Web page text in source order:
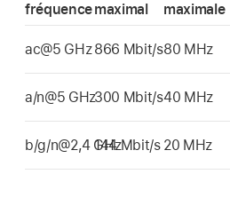
fréquencemaximal
maximale
ac@5 GHz 866 Mbit/s80 MHz
a/n@5 GHz300 Mbit/s40 MHz
b/g/n@2,4 GHz144 Mbit/s 20 MHz